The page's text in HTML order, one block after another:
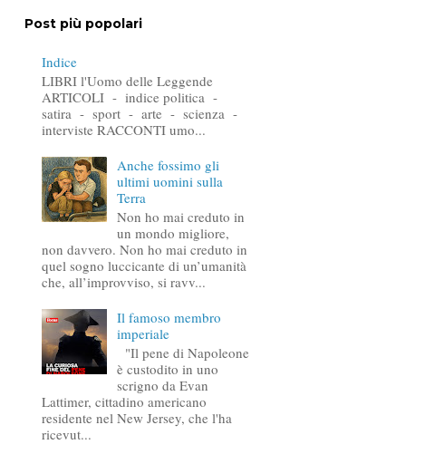
Post più popolari
Indice
LIBRI l'Uomo delle Leggende
ARTICOLI - indice politica -
satira - sport - arte - scienza -
interviste RACCONTI umo...
Anche fossimo gli
ultimi uomini sulla
Terra
Non ho mai creduto in
un mondo migliore,
non davvero. Non ho mai creduto in
quel sogno luccicante di un’umanità
che, all’improvviso, si ravv...
Il famoso membro
imperiale
"Il pene di Napoleone
è custodito in uno
scrigno da Evan
Lattimer, cittadino americano
residente nel New Jersey, che l'ha
ricevut...